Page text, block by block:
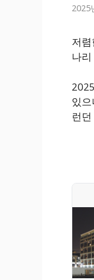
2025
저
나
있
런